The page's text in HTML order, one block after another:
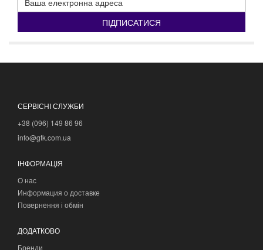
ПІДПИСАТИСЯ
СЕРВІСНІ СЛУЖБИ
+38 (096) 149 86 96
info@gtk.com.ua
ІНФОРМАЦІЯ
О нас
Информация о доставке
Повернення і обмін
ДОДАТКОВО
Бренди